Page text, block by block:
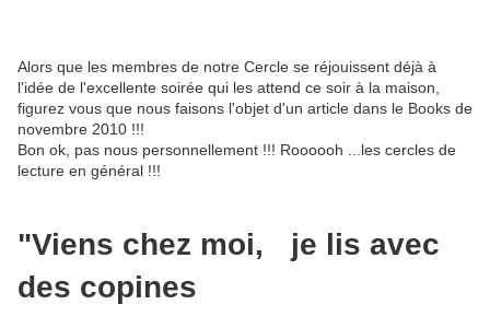
Alors que les membres de notre Cercle se réjouissent déjà à
l'idée de l'excellente soirée qui les attend ce soir à la maison,
figurez vous que nous faisons l'objet d'un article dans le Books de
novembre 2010 !!!
Bon ok, pas nous personnellement !!! Roooooh ...les cercles de
lecture en général !!!
"Viens chez moi, je lis avec
des copines